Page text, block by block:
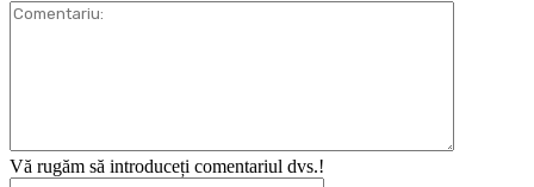
Vă rugăm să introduceți comentariul dvs.!